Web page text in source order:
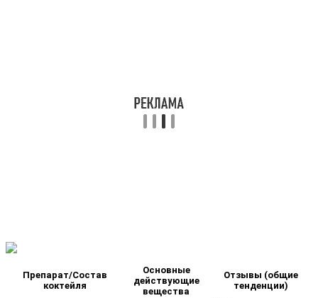
Препарат/Состав
коктейля
Основные
действующие
вещества
Отзывы (общие
тенденции)